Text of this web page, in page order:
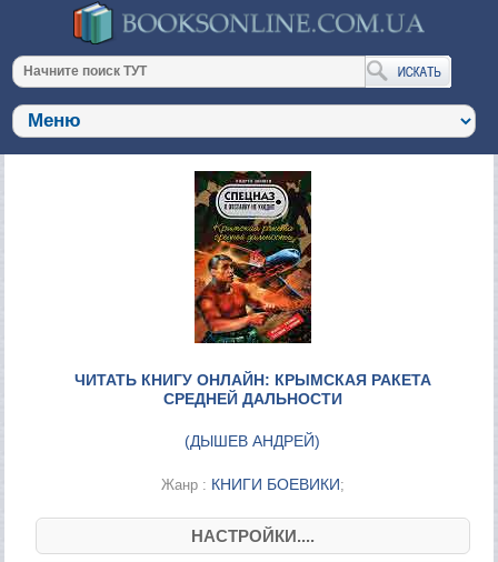
ЧИТАТЬ КНИГУ ОНЛАЙН: КРЫМСКАЯ РАКЕТА
СРЕДНЕЙ ДАЛЬНОСТИ
(ДЫШЕВ АНДРЕЙ)
Жанр : КНИГИ БОЕВИКИ;
НАСТРОЙКИ....